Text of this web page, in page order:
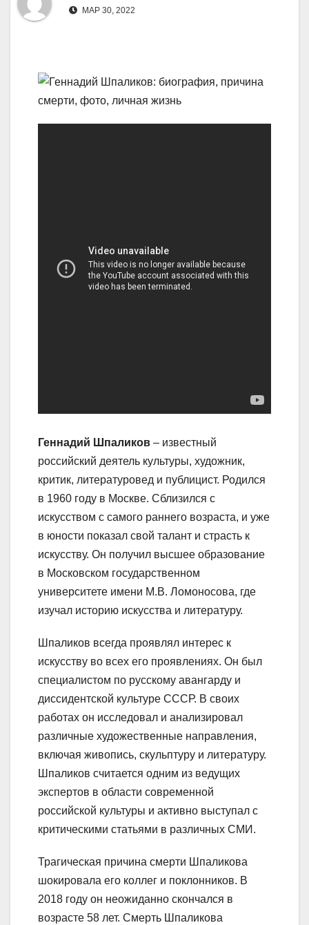
МАР 30, 2022
Геннадий Шпаликов – известный
российский деятель культуры, художник,
критик, литературовед и публицист. Родился
в 1960 году в Москве. Сблизился с
искусством с самого раннего возраста, и уже
в юности показал свой талант и страсть к
искусству. Он получил высшее образование
в Московском государственном
университете имени М.В. Ломоносова, где
изучал историю искусства и литературу.
Шпаликов всегда проявлял интерес к
искусству во всех его проявлениях. Он был
специалистом по русскому авангарду и
диссидентской культуре СССР. В своих
работах он исследовал и анализировал
различные художественные направления,
включая живопись, скульптуру и литературу.
Шпаликов считается одним из ведущих
экспертов в области современной
российской культуры и активно выступал с
критическими статьями в различных СМИ.
Трагическая причина смерти Шпаликова
шокировала его коллег и поклонников. В
2018 году он неожиданно скончался в
возрасте 58 лет. Смерть Шпаликова